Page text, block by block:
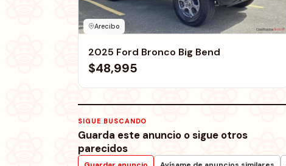
Arecibo
2025 Ford Bronco Big Bend
$48,995
SIGUE BUSCANDO
Guarda este anuncio o sigue otros
parecidos